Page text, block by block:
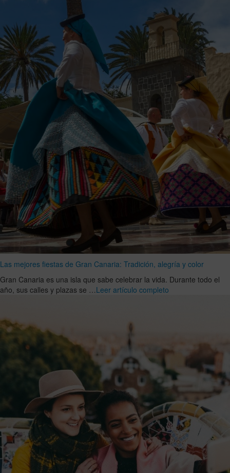
Las mejores fiestas de Gran Canaria: Tradición, alegría y color
Gran Canaria es una isla que sabe celebrar la vida. Durante todo el
año, sus calles y plazas se …Leer artículo completo